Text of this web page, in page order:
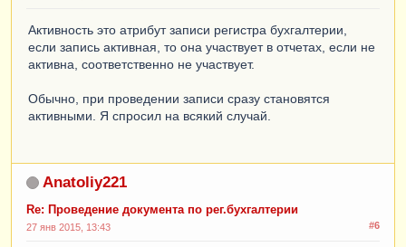
Активность это атрибут записи регистра бухгалтерии,
если запись активная, то она участвует в отчетах, если не
активна, соответственно не участвует.
Обычно, при проведении записи сразу становятся
активными. Я спросил на всякий случай.
Anatoliy221
Re: Проведение документа по рег.бухгалтерии
#6
27 янв 2015, 13:43